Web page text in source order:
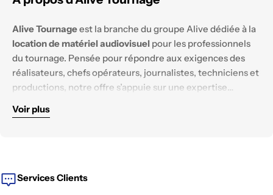
Alive Tournageest la branche du groupe Alive dédiée à la
location de matériel audiovisuel pour les professionnels
du tournage. Pensée pour répondre aux exigences des
réalisateurs, chefs opérateurs, journalistes, techniciens et
productions, notre offre s’appuie sur une expertise
renouvelé.
Nous mettons à disposition des équipements
digital.
Voir plus
Services Clients